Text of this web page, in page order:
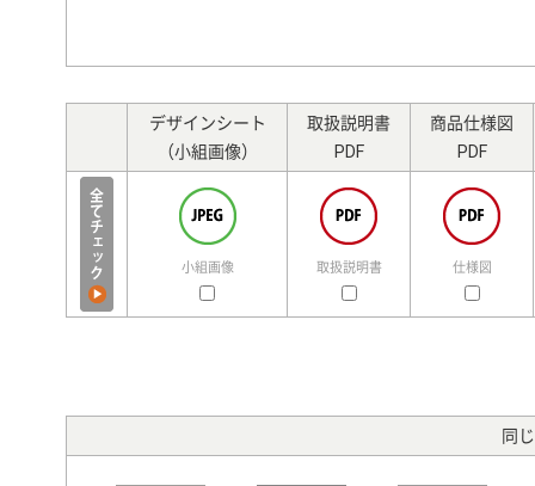
デザインシート
（小組画像）
取扱説明書
PDF
商品仕様図
PDF
小組画像 取扱説明書 仕様図
同